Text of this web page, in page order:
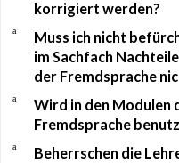
korrigiert werden?
a
Muss ich nicht
im Sachfach
der Fremdsprache
a
Wird in den Modulen
Fremdsprache
a
Beherrschen die